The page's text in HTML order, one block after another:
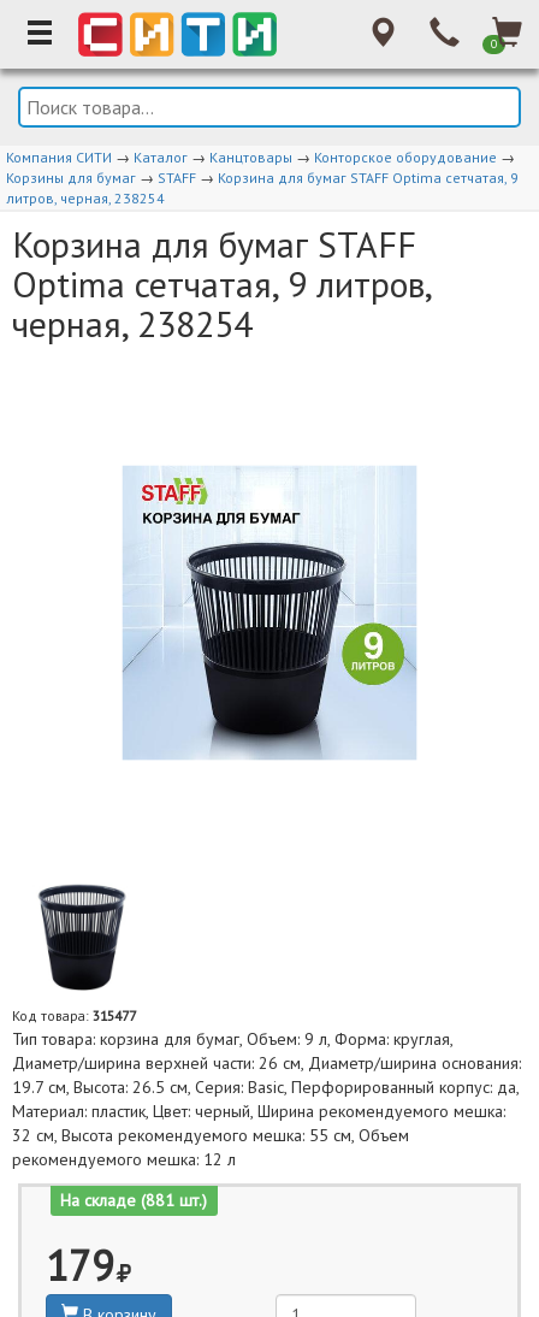
0
Компания СИТИ → Каталог → Канцтовары → Конторское оборудование →
Корзины для бумаг → STAFF → Корзина для бумаг STAFF Optima сетчатая, 9
литров, черная, 238254
Корзина для бумаг STAFF
Optima сетчатая, 9 литров,
черная, 238254
Код товара: 315477
Тип товара: корзина для бумаг, Объем: 9 л, Форма: круглая,
Диаметр/ширина верхней части: 26 см, Диаметр/ширина основания:
19.7 см, Высота: 26.5 см, Серия: Basic, Перфорированный корпус: да,
Материал: пластик, Цвет: черный, Ширина рекомендуемого мешка:
32 см, Высота рекомендуемого мешка: 55 см, Объем
рекомендуемого мешка: 12 л
На складе (881 шт.)
179